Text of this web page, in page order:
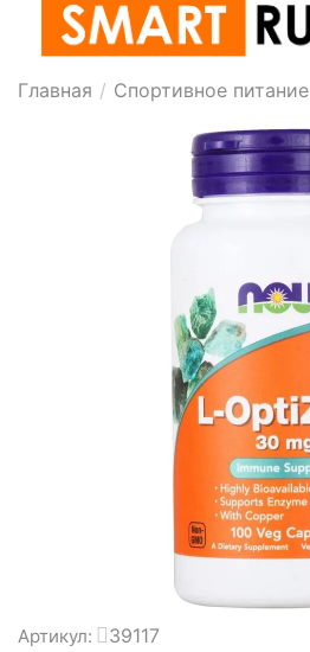
Главная / Спортивное питание
Артикул: 39117